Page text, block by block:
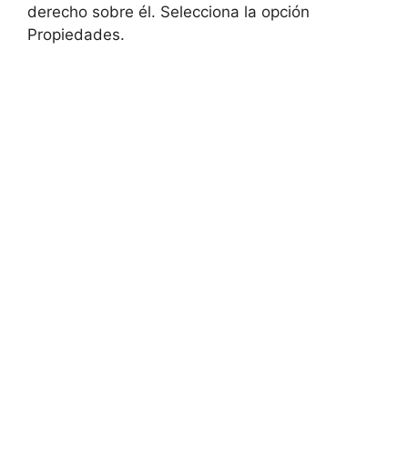
derecho sobre él. Selecciona la opción
Propiedades.